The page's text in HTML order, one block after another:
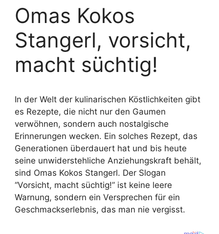
Omas Kokos
Stangerl, vorsicht,
macht süchtig!
In der Welt der kulinarischen Köstlichkeiten gibt
es Rezepte, die nicht nur den Gaumen
verwöhnen, sondern auch nostalgische
Erinnerungen wecken. Ein solches Rezept, das
Generationen überdauert hat und bis heute
seine unwiderstehliche Anziehungskraft behält,
sind Omas Kokos Stangerl. Der Slogan
“Vorsicht, macht süchtig!” ist keine leere
Warnung, sondern ein Versprechen für ein
Geschmackserlebnis, das man nie vergisst.